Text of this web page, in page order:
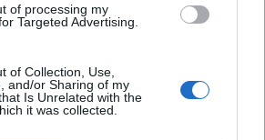
of processing my
Targeted Advertising.
of Collection, Use,
and/or Sharing of my
Is Unrelated with the
it was collected.
την καινοτομία
η Nova συμβάλλει
της φυσικής
χώρας